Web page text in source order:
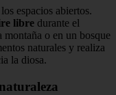
espacios abiertos.
libre durante el
o en un bosque
naturales y realiza
la diosa.